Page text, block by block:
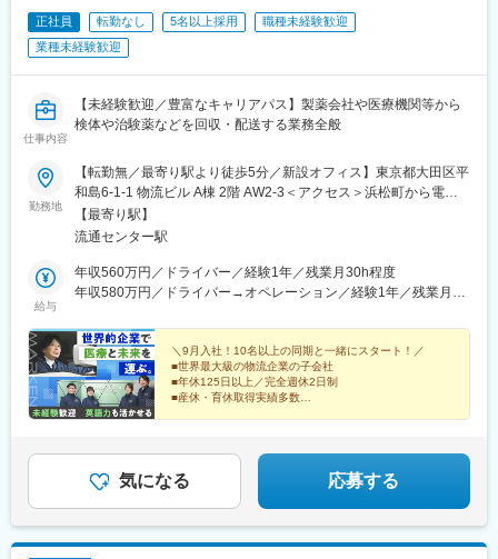
正社員 転勤なし 5名以上採用
職種未経験歓迎
業種未経験歓迎
仕事内容
【未経験歓迎／豊富なキャリアパス】製薬会社や医療機関等から
検体や治験薬などを回収・配送する業務全般
勤務地
【転勤無／最寄り駅より徒歩5分／新設オフィス】東京都大田区平
和島6-1-1 物流ビル A棟 2階 AW2-3＜アクセス＞浜松町から電車
で15分！・東京モノレール「流通センター駅」徒歩5分◎2024年8
月に完成した新設オフィス倉庫、休憩室、社用車も含めて全てが
やすさも抜群です！※受動喫煙対策：あり
【最寄り駅】
流通センター駅
給与
年収560万円／ドライバー／経験1年／残業月30h程度
年収580万円／ドライバー→オペレーション／経験1年／残業月20
＼9月入社！10名以上の同期と一緒にスタート！／
■世界最大級の物流企業の子会社
■年休125日以上／完全週休2日制
■産休・育休取得実績多数
気になる 応募する